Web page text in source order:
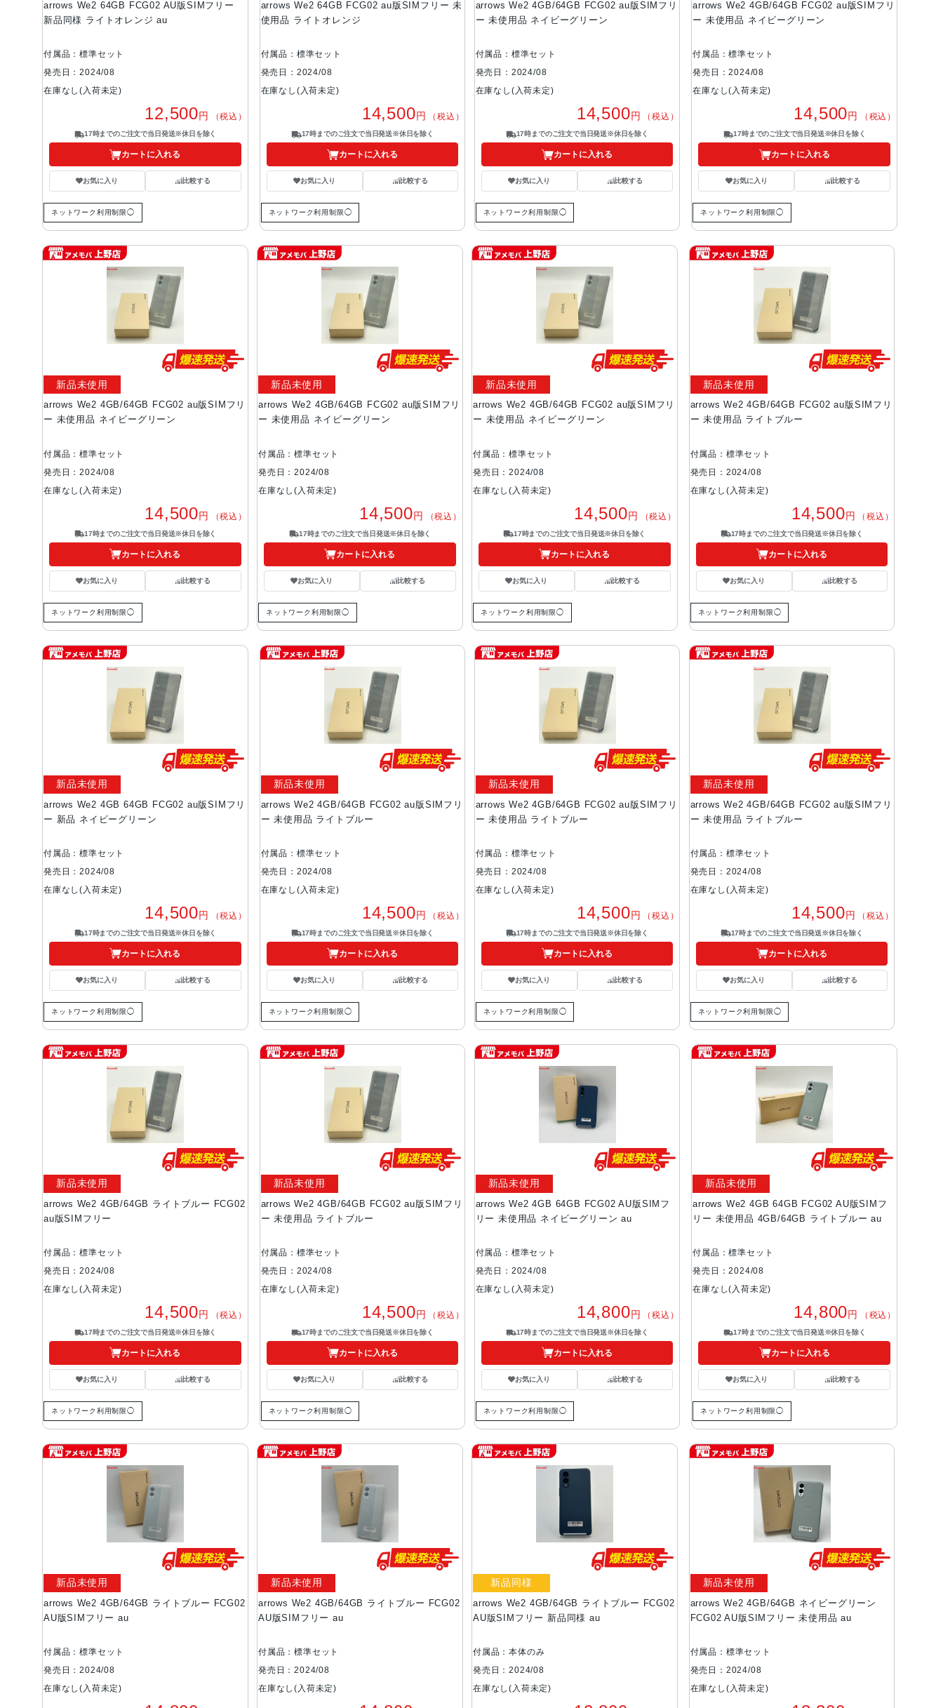
arrows We2 64GB FCG02 AU版SIMフリー
新品同様 ライトオレンジ au
付属品：標準セット
発売日：2024/08
在庫なし(入荷未定)
12,500円 （税込）
17時までのご注文で当日発送※休日を除く
カートに入れる
お気に入り 比較する
ネットワーク利用制限◯
arrows We2 64GB FCG02 au版SIMフリー 未
使用品 ライトオレンジ
付属品：標準セット
発売日：2024/08
在庫なし(入荷未定)
14,500円 （税込）
17時までのご注文で当日発送※休日を除く
カートに入れる
お気に入り 比較する
ネットワーク利用制限◯
arrows We2 4GB/64GB FCG02 au版SIMフリ
ー 未使用品 ネイビーグリーン
付属品：標準セット
発売日：2024/08
在庫なし(入荷未定)
14,500円 （税込）
17時までのご注文で当日発送※休日を除く
カートに入れる
お気に入り 比較する
ネットワーク利用制限◯
arrows We2 4GB/64GB FCG02 au版SIMフリ
ー 未使用品 ネイビーグリーン
付属品：標準セット
発売日：2024/08
在庫なし(入荷未定)
14,500円 （税込）
17時までのご注文で当日発送※休日を除く
カートに入れる
お気に入り 比較する
ネットワーク利用制限◯
arrows We2 4GB/64GB FCG02 au版SIMフリ
ー 未使用品 ネイビーグリーン
新品未使用
付属品：標準セット
発売日：2024/08
在庫なし(入荷未定)
14,500円 （税込）
17時までのご注文で当日発送※休日を除く
カートに入れる
お気に入り 比較する
ネットワーク利用制限◯
arrows We2 4GB/64GB FCG02 au版SIMフリ
ー 未使用品 ネイビーグリーン
新品未使用
付属品：標準セット
発売日：2024/08
在庫なし(入荷未定)
14,500円 （税込）
17時までのご注文で当日発送※休日を除く
カートに入れる
お気に入り 比較する
ネットワーク利用制限◯
arrows We2 4GB/64GB FCG02 au版SIMフリ
ー 未使用品 ネイビーグリーン
新品未使用
付属品：標準セット
発売日：2024/08
在庫なし(入荷未定)
14,500円 （税込）
17時までのご注文で当日発送※休日を除く
カートに入れる
お気に入り 比較する
ネットワーク利用制限◯
arrows We2 4GB/64GB FCG02 au版SIMフリ
ー 未使用品 ライトブルー
新品未使用
付属品：標準セット
発売日：2024/08
在庫なし(入荷未定)
14,500円 （税込）
17時までのご注文で当日発送※休日を除く
カートに入れる
お気に入り 比較する
ネットワーク利用制限◯
arrows We2 4GB 64GB FCG02 au版SIMフリ
ー 新品 ネイビーグリーン
新品未使用
付属品：標準セット
発売日：2024/08
在庫なし(入荷未定)
14,500円 （税込）
17時までのご注文で当日発送※休日を除く
カートに入れる
お気に入り 比較する
ネットワーク利用制限◯
arrows We2 4GB/64GB FCG02 au版SIMフリ
ー 未使用品 ライトブルー
新品未使用
付属品：標準セット
発売日：2024/08
在庫なし(入荷未定)
14,500円 （税込）
17時までのご注文で当日発送※休日を除く
カートに入れる
お気に入り 比較する
ネットワーク利用制限◯
arrows We2 4GB/64GB FCG02 au版SIMフリ
ー 未使用品 ライトブルー
新品未使用
付属品：標準セット
発売日：2024/08
在庫なし(入荷未定)
14,500円 （税込）
17時までのご注文で当日発送※休日を除く
カートに入れる
お気に入り 比較する
ネットワーク利用制限◯
arrows We2 4GB/64GB FCG02 au版SIMフリ
ー 未使用品 ライトブルー
新品未使用
付属品：標準セット
発売日：2024/08
在庫なし(入荷未定)
14,500円 （税込）
17時までのご注文で当日発送※休日を除く
カートに入れる
お気に入り 比較する
ネットワーク利用制限◯
arrows We2 4GB/64GB ライトブルー FCG02
au版SIMフリー
新品未使用
付属品：標準セット
発売日：2024/08
在庫なし(入荷未定)
14,500円 （税込）
17時までのご注文で当日発送※休日を除く
カートに入れる
お気に入り 比較する
ネットワーク利用制限◯
arrows We2 4GB/64GB FCG02 au版SIMフリ
ー 未使用品 ライトブルー
新品未使用
付属品：標準セット
発売日：2024/08
在庫なし(入荷未定)
14,500円 （税込）
17時までのご注文で当日発送※休日を除く
カートに入れる
お気に入り 比較する
ネットワーク利用制限◯
arrows We2 4GB 64GB FCG02 AU版SIMフ
リー 未使用品 ネイビーグリーン au
新品未使用
付属品：標準セット
発売日：2024/08
在庫なし(入荷未定)
14,800円 （税込）
17時までのご注文で当日発送※休日を除く
カートに入れる
お気に入り 比較する
ネットワーク利用制限◯
arrows We2 4GB 64GB FCG02 AU版SIMフ
リー 未使用品 4GB/64GB ライトブルー au
新品未使用
付属品：標準セット
発売日：2024/08
在庫なし(入荷未定)
14,800円 （税込）
17時までのご注文で当日発送※休日を除く
カートに入れる
お気に入り 比較する
ネットワーク利用制限◯
arrows We2 4GB/64GB ライトブルー FCG02
AU版SIMフリー au
新品未使用
付属品：標準セット
発売日：2024/08
在庫なし(入荷未定)
arrows We2 4GB/64GB ライトブルー FCG02
AU版SIMフリー au
新品未使用
付属品：標準セット
発売日：2024/08
在庫なし(入荷未定)
arrows We2 4GB/64GB ライトブルー FCG02
AU版SIMフリー 新品同様 au
新品同様
付属品：本体のみ
発売日：2024/08
在庫なし(入荷未定)
arrows We2 4GB/64GB ネイビーグリーン
FCG02 AU版SIMフリー 未使用品 au
新品未使用
付属品：標準セット
発売日：2024/08
在庫なし(入荷未定)